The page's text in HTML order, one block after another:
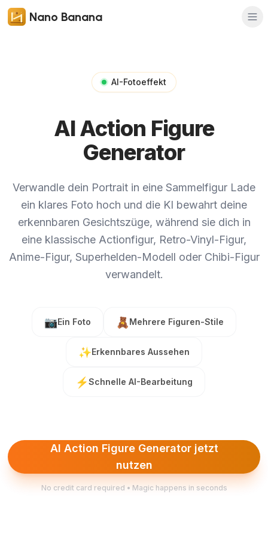
Nano Banana
AI-Fotoeffekt
AI Action Figure
Generator
Verwandle dein Portrait in eine Sammelfigur Lade
ein klares Foto hoch und die KI bewahrt deine
erkennbaren Gesichtszüge, während sie dich in
eine klassische Actionfigur, Retro-Vinyl-Figur,
Anime-Figur, Superhelden-Modell oder Chibi-Figur
verwandelt.
📷Ein Foto 🧸 Mehrere Figuren-Stile
✨Erkennbares Aussehen
⚡Schnelle AI-Bearbeitung
AI Action Figure Generator jetzt
nutzen
No credit card required • Magic happens in seconds